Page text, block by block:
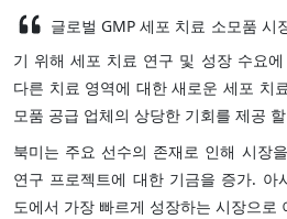
글로벌 GMP 세포 치료 소모품 시
기 위해 세포 치료 연구 및 성장 수요
다른 치료 영역에 대한 새로운 세포 치
모품 공급 업체의 상당한 기회를 제공
북미는 주요 선수의 존재로 인해 시장
연구 프로젝트에 대한 기금을 증가. 아
도에서 가장 빠르게 성장하는 시장으로